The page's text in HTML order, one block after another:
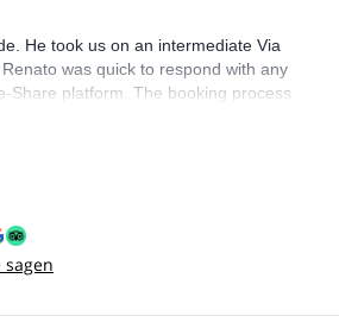
He took us on an intermediate Via
was quick to respond with any
Share platform. The booking process
once Patrick was confirmed, all went
sagen